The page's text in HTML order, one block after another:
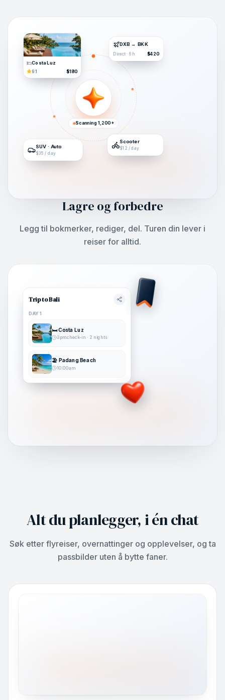
Costa Luz
9.1 $180
DXB → BKK
Direct · 6h $420
SUV · Auto
$35 / day
Scooter
$12 / day
Scanning 1,200+
Lagre og forbedre
Legg til bokmerker, rediger, del. Turen din lever i
reiser for alltid.
Trip to Bali
DAY 1
🛏️ Costa Luz
3pm check-in · 2 nights
🏖️ Padang Beach
10:00am
Alt du planlegger, i én chat
Søk etter flyreiser, overnattinger og opplevelser, og ta
passbilder uten å bytte faner.